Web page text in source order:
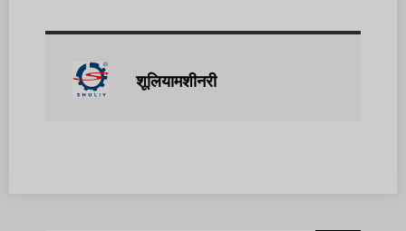
शूलियामशीनरी